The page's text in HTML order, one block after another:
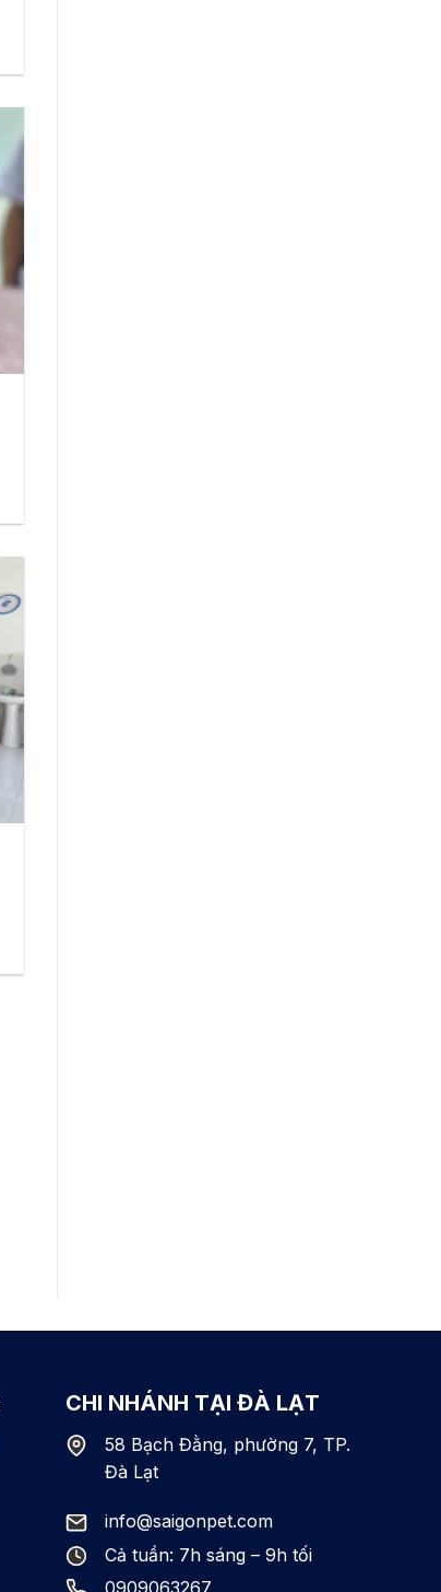
CHI NHÁNH TẠI ĐÀ LẠT
58 Bạch Đằng, phường 7, TP.
Đà Lạt
info@saigonpet.com
Cả tuần: 7h sáng – 9h tối
0909063267